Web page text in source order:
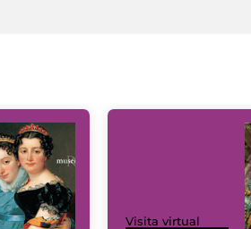
Visita virtual